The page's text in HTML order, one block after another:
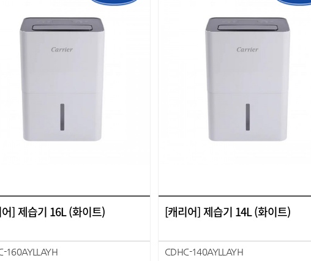
] 제습기 16L (화이트)
160AYLLAYH
[캐리어] 제습기 14L (화이트)
CDHC-140AYLLAYH